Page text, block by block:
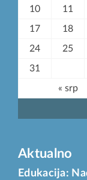
10 11
17 18
24 25
31
« srp
Aktualno
Edukacija: